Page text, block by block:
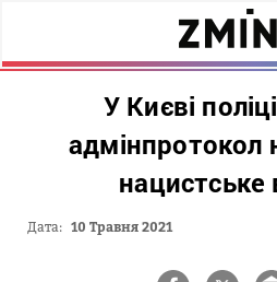
У Києві
адмінпротокол
нацистське
Дата: 10 Травня 2021